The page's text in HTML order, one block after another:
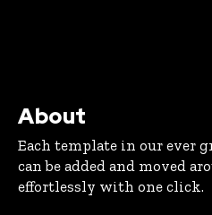
About
Each template in our ever
can be added and moved
effortlessly with one click.